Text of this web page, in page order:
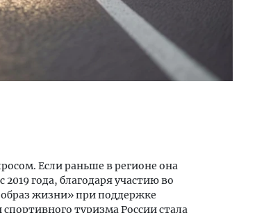
Если раньше в регионе она
года, благодаря участию во
жизни» при поддержке
туризма России стала